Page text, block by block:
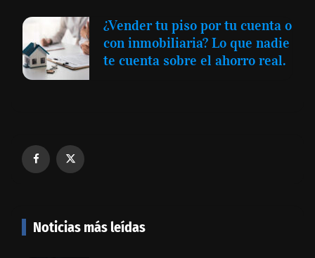
¿Vender tu piso por tu cuenta o
con inmobiliaria? Lo que nadie
te cuenta sobre el ahorro real.
Noticias más leídas